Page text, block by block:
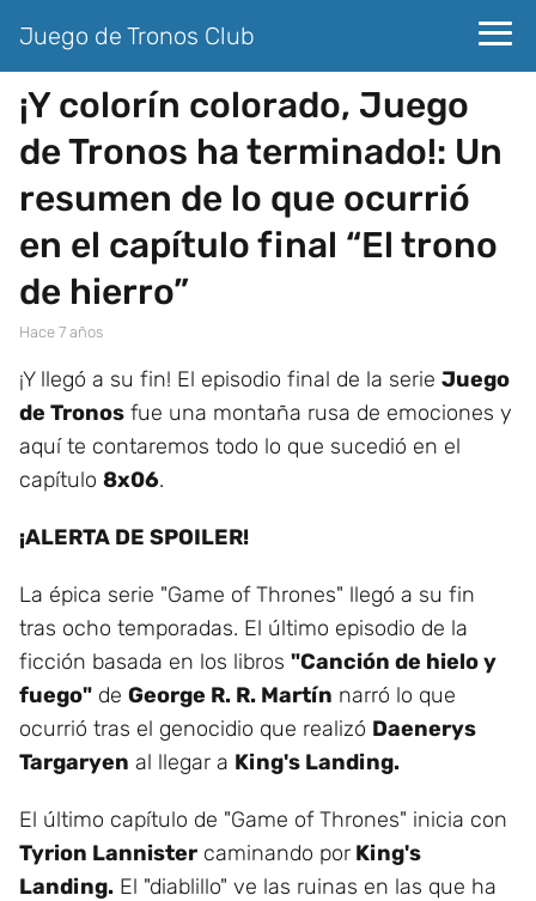
Juego de Tronos Club
¡Y colorín colorado, Juego
de Tronos ha terminado!: Un
resumen de lo que ocurrió
en el capítulo final “El trono
de hierro”
hace 7 años
¡Y llegó a su fin! El episodio final de la serie Juego
de Tronos fue una montaña rusa de emociones y
aquí te contaremos todo lo que sucedió en el
capítulo 8x06.
¡ALERTA DE SPOILER!
La épica serie "Game of Thrones" llegó a su fin
tras ocho temporadas. El último episodio de la
ficción basada en los libros "Canción de hielo y
fuego" de George R. R. Martín narró lo que
ocurrió tras el genocidio que realizó Daenerys
Targaryen al llegar a King's Landing.
El último capítulo de "Game of Thrones" inicia con
Tyrion Lannister caminando por King's
Landing. El "diablillo" ve las ruinas en las que ha